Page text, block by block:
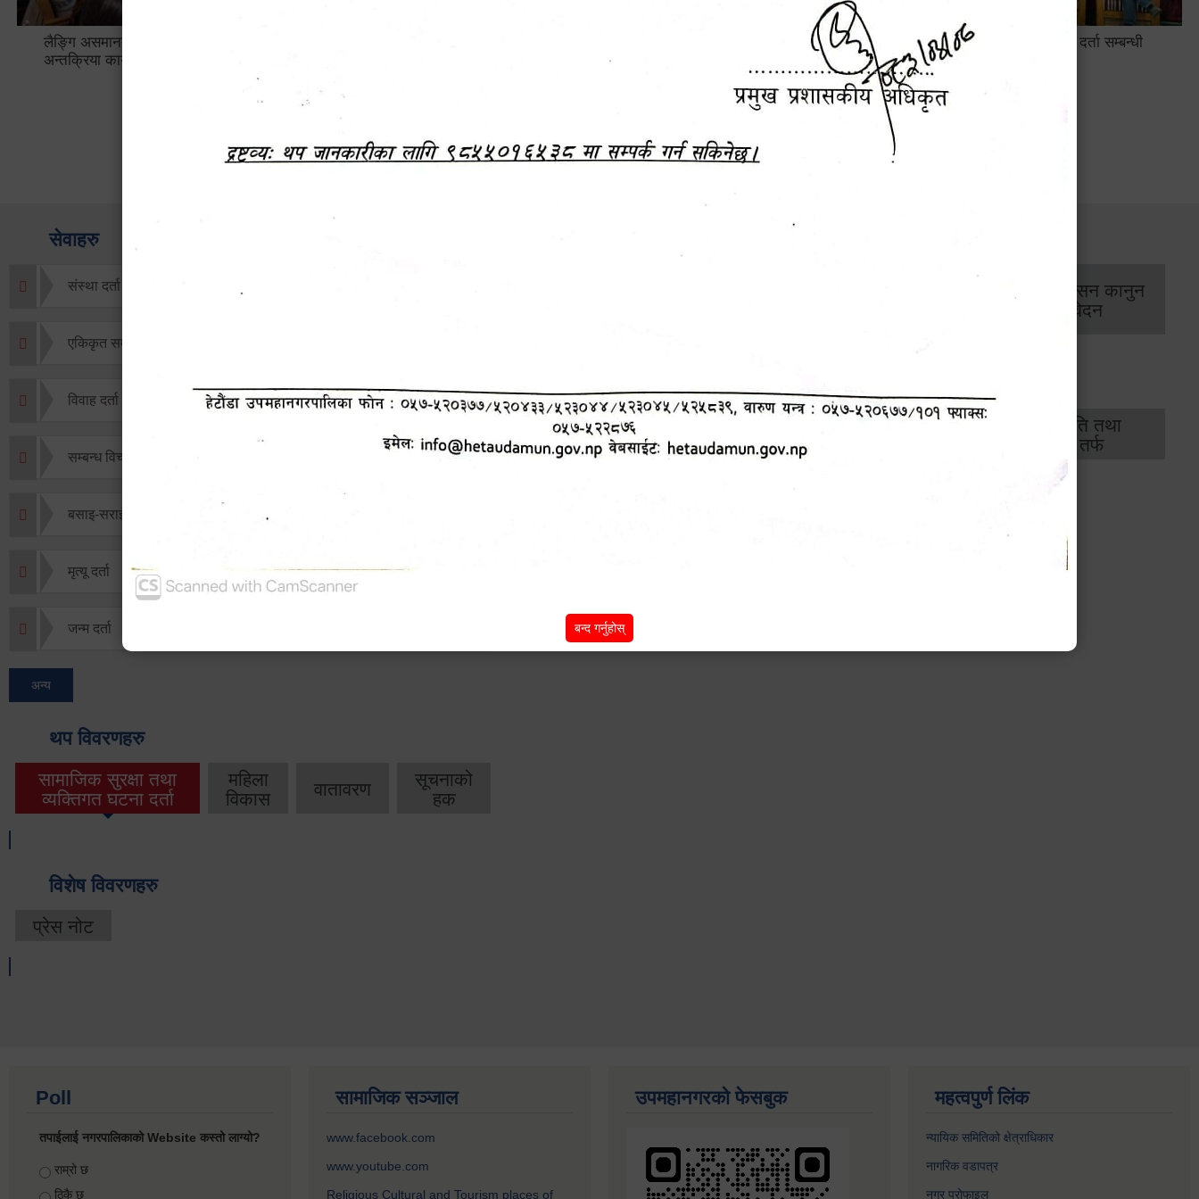
लैङ्गि असमानताका विबिध पक्षहरु विषयक
अन्तक्रिया कार्यक्रम
सामाजिक सुरक्षा तथा घटना दर्ता सम्बन्धी
अन्तरक्रियात्मक कार्यक्रम
सेवाहरु
संस्था दर्ता सिफारिस
एकिकृत सम्पत्ति कर/घर जग्गा कर
विवाह दर्ता
सम्बन्ध विच्छेद दर्ता
बसाइ-सराई जाने/आउने दर्ता
मृत्यू दर्ता
जन्म दर्ता
अन्य
थप विवरणहरु
सामाजिक सुरक्षा तथा
व्यक्तिगत घटना दर्ता
महिला
विकास
वातावरण
सूचनाको
हक
विशेष विवरणहरु
प्रेस नोट
आर्थिक प्रशासन कानुन
/ प्रतिवेदन
शिक्षा
तर्फ
तर्फ
विकास
राजस्व
भवन अनुमति तथा
मापदण्ड तर्फ
Poll
तपाईलाई नगरपालिकाको Website कस्तो लाग्यो?
Choices
राम्रो छ
ठिकै छ
सामाजिक सञ्जाल
www.facebook.com
www.youtube.com
Religious Cultural and Tourism places of
उपमहानगरको फेसबुक महत्वपुर्ण लिंक
न्यायिक समितिको क्षेत्राधिकार
नागरिक वडापत्र
नगर प्रोफाइल
बन्द गर्नुहोस्